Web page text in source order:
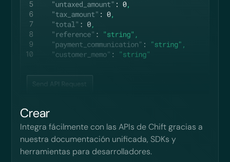
Crear
Integra fácilmente con las APIs de Chift gracias a
nuestra documentación unificada, SDKs y
herramientas para desarrolladores.